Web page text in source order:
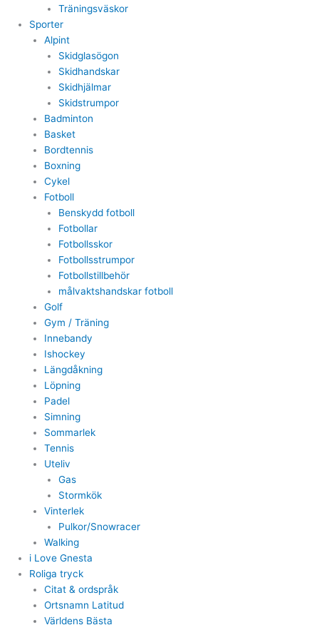
Träningsväskor
Sporter
Alpint
Skidglasögon
Skidhandskar
Skidhjälmar
Skidstrumpor
Badminton
Basket
Bordtennis
Boxning
Cykel
Fotboll
Benskydd fotboll
Fotbollar
Fotbollsskor
Fotbollsstrumpor
Fotbollstillbehör
målvaktshandskar fotboll
Golf
Gym / Träning
Innebandy
Ishockey
Längdåkning
Löpning
Padel
Simning
Sommarlek
Tennis
Uteliv
Gas
Stormkök
Vinterlek
Pulkor/Snowracer
Walking
i Love Gnesta
Roliga tryck
Citat & ordspråk
Ortsnamn Latitud
Världens Bästa